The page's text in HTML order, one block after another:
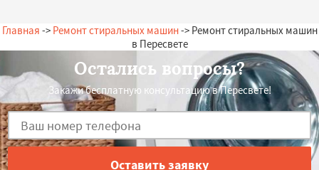
Главная -> Ремонт стиральных машин-> Ремонт стиральных машин
в Пересвете
Остались вопросы?
Закажи бесплатную консультацию в Пересвете!